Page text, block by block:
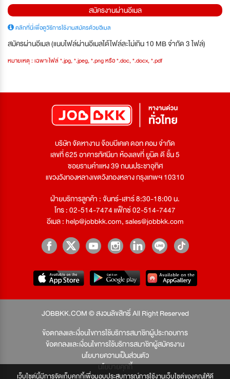
เว็บไซต์นี้มีการจัดเก็บคุกกี้เพื่อมอบประสบการณ์การใช้งานเว็บไซต์ของคุณให้ดี
สมัครงานผ่านอีเมล
คลิกที่นี่เพื่อดูวิธีการใช้งานสมัครด้วยอีเมล
สมัครผ่านอีเมล (แนบไฟล์ผ่านอีเมลได้ไฟล์ละไม่เกิน 10 MB จำกัด 3 ไฟล์)
หมายเหตุ : เฉพาะไฟล์ *.jpg, *.jpeg, *.png หรือ *.doc, *.docx, *.pdf
บริษัท จัดหางาน จ๊อบบีเคเค ดอท คอม จำกัด
เลขที่ 625 อาคารทัศนียา ห้องเลขที่ ยูนิต ดี ชั้น 5
ซอยรามคำแหง 39 ถนนประชาอุทิศ
แขวงวังทองหลางเขตวังทองหลาง กรุงเทพฯ 10310
ฝ่ายบริการลูกค้า : จันทร์-เสาร์ 8:30-18:00 น.
โทร : 02-514-7474 แฟ็กซ์ 02-514-7447
อีเมล :help@jobbkk.com,sales@jobbkk.com
JOBBKK.COM © สงวนลิขสิทธิ์ All Right Reserved
ข้อตกลงและเงื่อนไขการใช้บริการสมาชิกผู้ประกอบการ
ข้อตกลงและเงื่อนไขการใช้บริการสมาชิกผู้สมัครงาน
นโยบายความเป็นส่วนตัว
นโยบายคุกกี้